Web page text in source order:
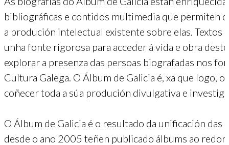
bibliográficas e contidos multimedia que permiten
a produción intelectual existente sobre elas.
unha fonte rigorosa para acceder á vida e obra
explorar a presenza das persoas biografadas nos
Cultura Galega. O Álbum de Galicia é, xa que logo,
coñecer toda a súa produción divulgativa e
O Álbum de Galicia é o resultado da unificación
desde o ano 2005 teñen publicado álbums ao